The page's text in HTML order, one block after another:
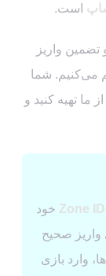
است.
واریز
می‌کنیم. شما
ما تهیه کنید و
Zone ID خود
واریز صحیح
وارد بازی